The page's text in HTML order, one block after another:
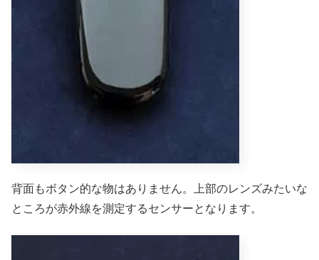
背面もボタン的な物はありません。上部のレンズみたいな
ところが赤外線を測定するセンサーとなります。